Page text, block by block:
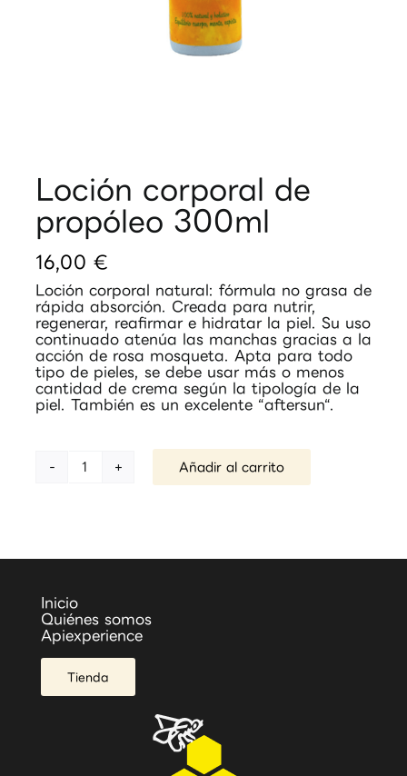
Loción corporal de
propóleo 300ml
16,00 €
Loción corporal natural: fórmula no grasa de
rápida absorción. Creada para nutrir,
regenerar, reafirmar e hidratar la piel. Su uso
continuado atenúa las manchas gracias a la
acción de rosa mosqueta. Apta para todo
tipo de pieles, se debe usar más o menos
cantidad de crema según la tipología de la
piel. También es un excelente “aftersun“.
Loción
cantidad
Añadir al carrito
Inicio
Quiénes somos
Apiexperience
Tienda